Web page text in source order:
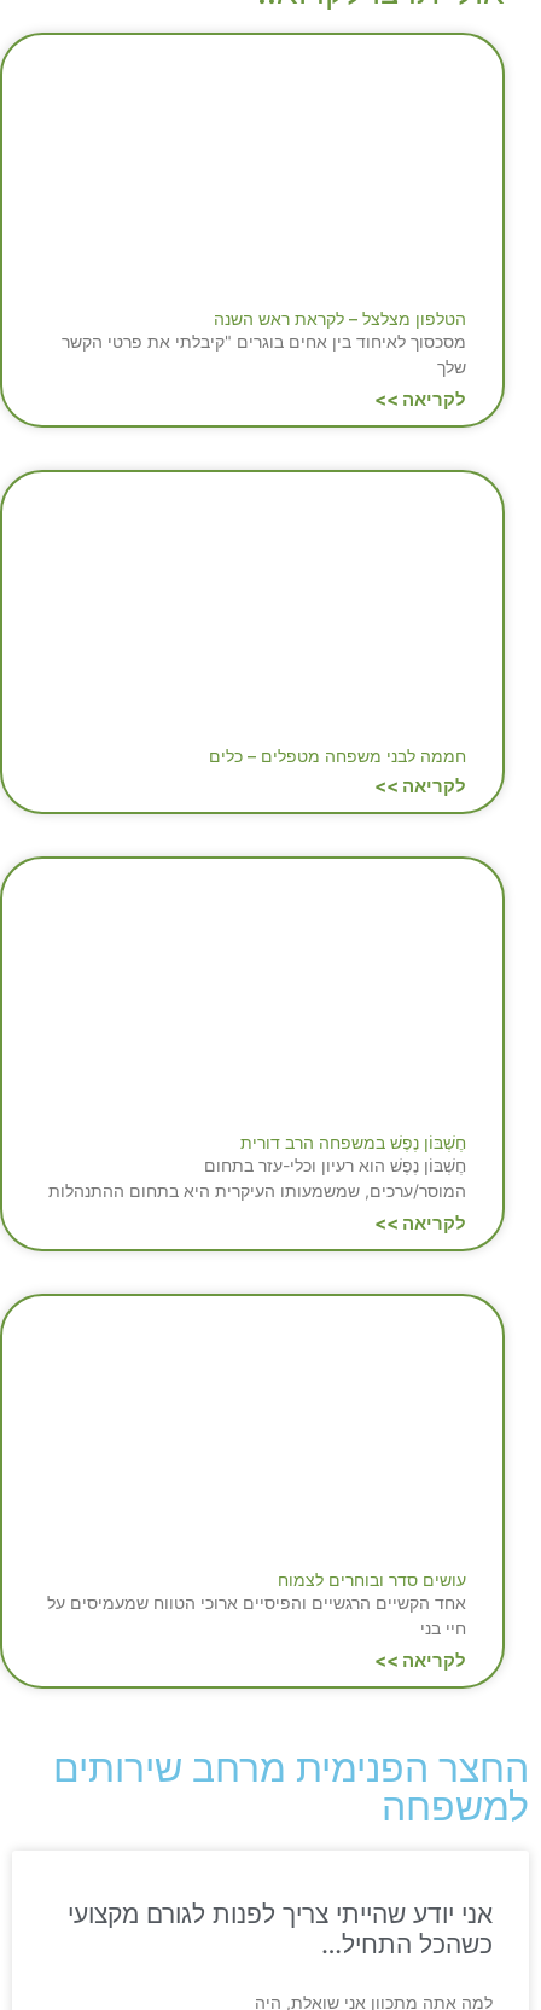
הטלפון מצלצל – לקראת ראש השנה
מסכסוך לאיחוד בין אחים בוגרים "קיבלתי את פרטי הקשר
שלך
לקריאה >>
חממה לבני משפחה מטפלים – כלים
לקריאה >>
חֶשְׁבּוֹן נֶפֶשׁ במשפחה הרב דורית
חֶשְׁבּוֹן נֶפֶשׁ הוא רעיון וכלי-עזר בתחום
המוסר/ערכים, שמשמעותו העיקרית היא בתחום ההתנהלות
לקריאה >>
עושים סדר ובוחרים לצמוח
אחד הקשיים הרגשיים והפיסיים ארוכי הטווח שמעמיסים על
חיי בני
לקריאה >>
החצר הפנימית מרחב שירותים
למשפחה
אני יודע שהייתי צריך לפנות לגורם מקצועי
כשהכל התחיל…
למה אתה מתכוון אני שואלת, היה